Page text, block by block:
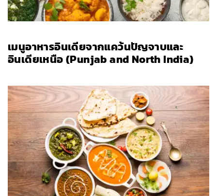
เมนูอาหารอินเดียจากแคว้นปัญจาบและ
อินเดียเหนือ (Punjab and North India)